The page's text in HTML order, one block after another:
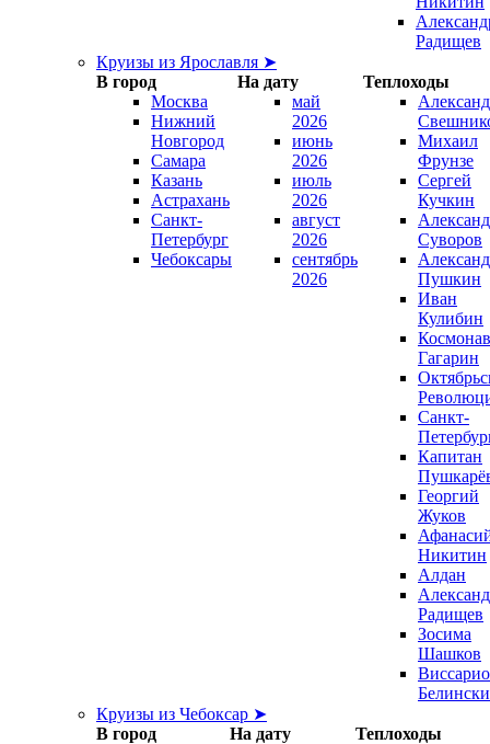
Радищев
Круизы из Ярославля ➤
В город
На дату
Теплоходы
Москва
Нижний
Новгород
Самара
Казань
Астрахань
Санкт-
Петербург
Чебоксары
май
2026
июнь
2026
июль
2026
август
2026
сентябрь
2026
Михаил
Фрунзе
Сергей
Кучкин
Суворов
Пушкин
Иван
Кулибин
Гагарин
Санкт-
Капитан
Георгий
Жуков
Никитин
Алдан
Радищев
Зосима
Шашков
Круизы из Чебоксар ➤
В город
На дату Теплоходы